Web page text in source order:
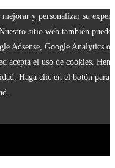
y personalizar su
sitio web también puede
Adsense, Google Analytics o
acepta el uso de cookies.
Haga clic en el botón para